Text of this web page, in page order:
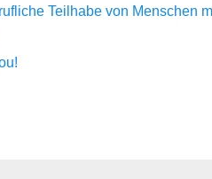
Teilhabe von Menschen